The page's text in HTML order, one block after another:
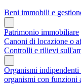
Beni immobili e
Patrimonio immobiliare
Canoni di locazione o
Controlli e rilievi
Organismi
organismi con funzioni